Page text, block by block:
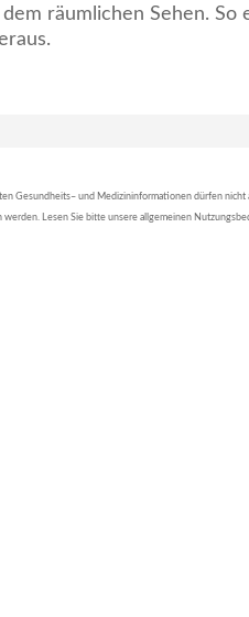
räumlichen Sehen.
Gesundheits– und Medizininformationen dürfen nicht
werden. Lesen Sie bitte unsere allgemeinen